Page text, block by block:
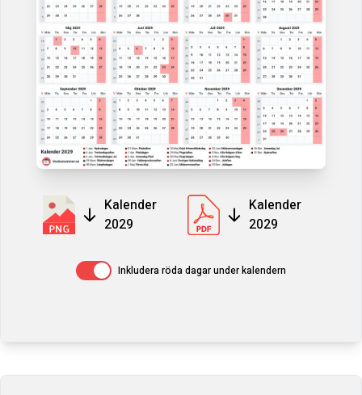
Kalender
2029
Kalender
2029
Av / PåInkludera röda dagar under kalendern